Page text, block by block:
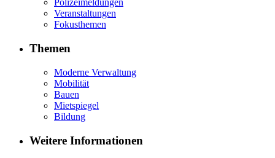
Polizeimeldungen
Veranstaltungen
Fokusthemen
Themen
Moderne Verwaltung
Mobilität
Bauen
Mietspiegel
Bildung
Weitere Informationen